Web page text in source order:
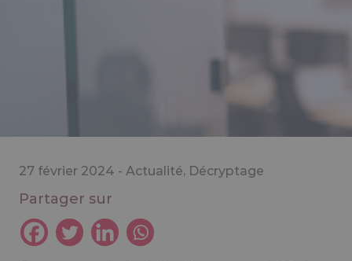
27 février 2024 - Actualité, Décryptage
Partager sur